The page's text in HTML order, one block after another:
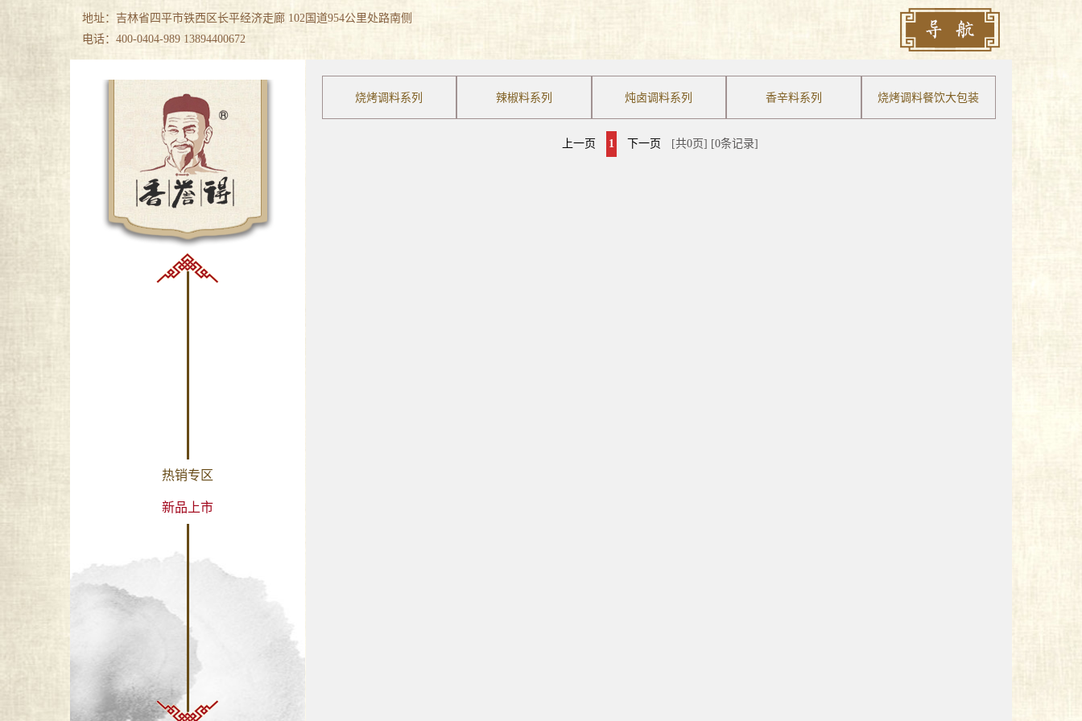
地址：吉林省四平市铁西区长平经济走廊 102国道954公里处路南侧
电话：400-0404-989 13894400672
热销专区
新品上市
烧烤调料系列 辣椒料系列 炖卤调料系列 香辛料系列 烧烤调料餐饮大包装
上一页 1 下一页 [共0页] [0条记录]